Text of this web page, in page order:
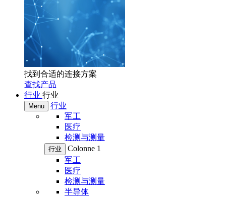
找到合适的连接方案
查找产品
行业 行业
Menu
行业
军工
医疗
检测与测量
行业
Colonne 1
军工
医疗
检测与测量
半导体